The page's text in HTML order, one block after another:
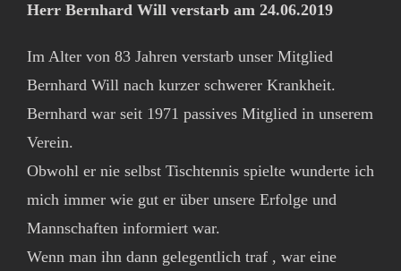
Herr Bernhard Will verstarb am 24.06.2019
Im Alter von 83 Jahren verstarb unser Mitglied
Bernhard Will nach kurzer schwerer Krankheit.
Bernhard war seit 1971 passives Mitglied in unserem
Verein.
Obwohl er nie selbst Tischtennis spielte wunderte ich
mich immer wie gut er über unsere Erfolge und
Mannschaften informiert war.
Wenn man ihn dann gelegentlich traf , war eine